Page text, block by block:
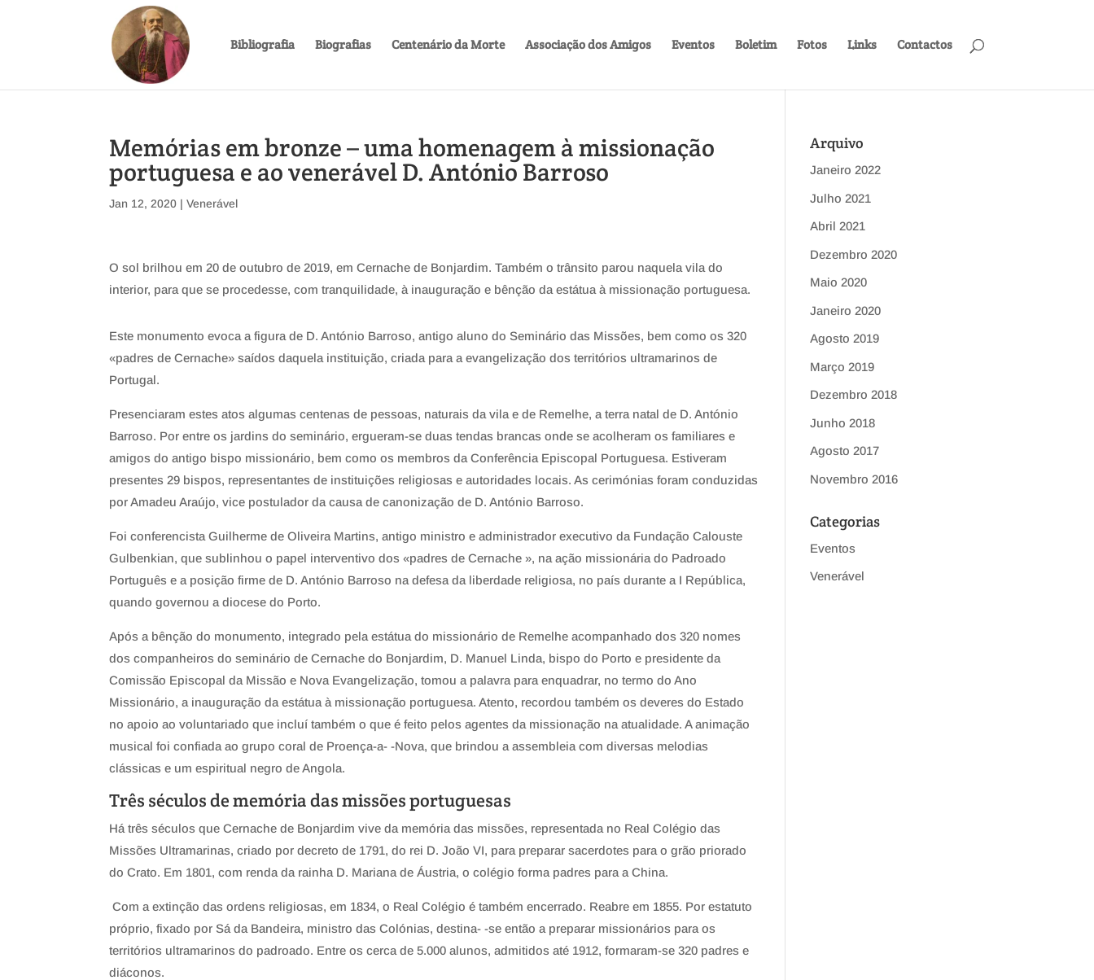
Bibliografia Biografias Centenário da Morte Associação dos Amigos Eventos Boletim Fotos Links Contactos
Memórias em bronze – uma homenagem à missionação
portuguesa e ao venerável D. António Barroso
Jan 12, 2020 |Venerável
O sol brilhou em 20 de outubro de 2019, em Cernache de Bonjardim. Também o trânsito parou naquela vila do
interior, para que se procedesse, com tranquilidade, à inauguração e bênção da estátua à missionação portuguesa.
Este monumento evoca a figura de D. António Barroso, antigo aluno do Seminário das Missões, bem como os 320
«padres de Cernache» saídos daquela instituição, criada para a evangelização dos territórios ultramarinos de
Portugal.
Presenciaram estes atos algumas centenas de pessoas, naturais da vila e de Remelhe, a terra natal de D. António
Barroso. Por entre os jardins do seminário, ergueram-se duas tendas brancas onde se acolheram os familiares e
amigos do antigo bispo missionário, bem como os membros da Conferência Episcopal Portuguesa. Estiveram
presentes 29 bispos, representantes de instituições religiosas e autoridades locais. As cerimónias foram conduzidas
por Amadeu Araújo, vice postulador da causa de canonização de D. António Barroso.
Foi conferencista Guilherme de Oliveira Martins, antigo ministro e administrador executivo da Fundação Calouste
Gulbenkian, que sublinhou o papel interventivo dos «padres de Cernache », na ação missionária do Padroado
Português e a posição firme de D. António Barroso na defesa da liberdade religiosa, no país durante a I República,
quando governou a diocese do Porto.
Após a bênção do monumento, integrado pela estátua do missionário de Remelhe acompanhado dos 320 nomes
dos companheiros do seminário de Cernache do Bonjardim, D. Manuel Linda, bispo do Porto e presidente da
Comissão Episcopal da Missão e Nova Evangelização, tomou a palavra para enquadrar, no termo do Ano
Missionário, a inauguração da estátua à missionação portuguesa. Atento, recordou também os deveres do Estado
no apoio ao voluntariado que incluí também o que é feito pelos agentes da missionação na atualidade. A animação
musical foi confiada ao grupo coral de Proença-a- -Nova, que brindou a assembleia com diversas melodias
clássicas e um espiritual negro de Angola.
Três séculos de memória das missões portuguesas
Há três séculos que Cernache de Bonjardim vive da memória das missões, representada no Real Colégio das
Missões Ultramarinas, criado por decreto de 1791, do rei D. João VI, para preparar sacerdotes para o grão priorado
do Crato. Em 1801, com renda da rainha D. Mariana de Áustria, o colégio forma padres para a China.
Com a extinção das ordens religiosas, em 1834, o Real Colégio é também encerrado. Reabre em 1855. Por estatuto
próprio, fixado por Sá da Bandeira, ministro das Colónias, destina- -se então a preparar missionários para os
territórios ultramarinos do padroado. Entre os cerca de 5.000 alunos, admitidos até 1912, formaram-se 320 padres e
diáconos.
Arquivo
Janeiro 2022
Julho 2021
Abril 2021
Dezembro 2020
Maio 2020
Janeiro 2020
Agosto 2019
Março 2019
Dezembro 2018
Junho 2018
Agosto 2017
Novembro 2016
Categorias
Eventos
Venerável